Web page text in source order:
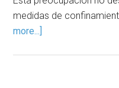
medidas de
more...]